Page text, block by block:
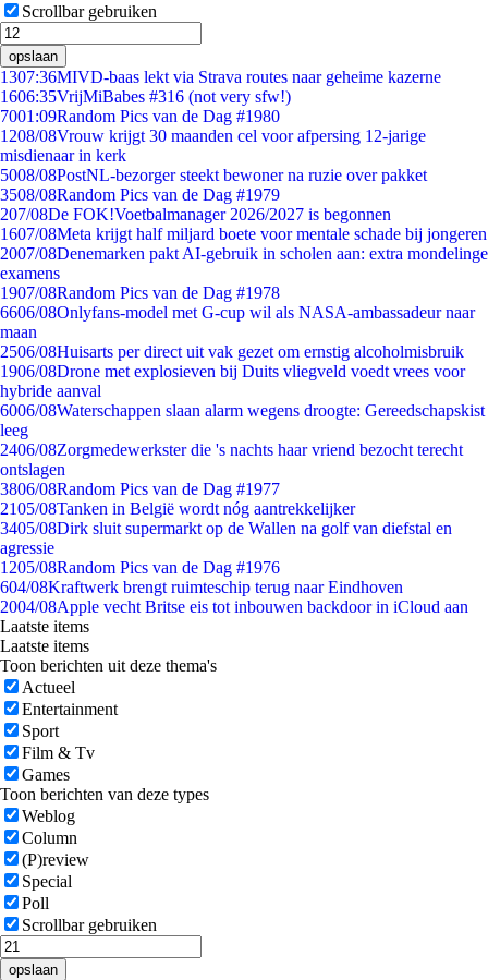
Scrollbar gebruiken
opslaan
1307:36MIVD-baas lekt via Strava routes naar geheime kazerne
1606:35VrijMiBabes #316 (not very sfw!)
7001:09Random Pics van de Dag #1980
1208/08Vrouw krijgt 30 maanden cel voor afpersing 12-jarige
misdienaar in kerk
5008/08PostNL-bezorger steekt bewoner na ruzie over pakket
3508/08Random Pics van de Dag #1979
207/08De FOK!Voetbalmanager 2026/2027 is begonnen
1607/08Meta krijgt half miljard boete voor mentale schade bij jongeren
2007/08Denemarken pakt AI-gebruik in scholen aan: extra mondelinge
examens
1907/08Random Pics van de Dag #1978
6606/08Onlyfans-model met G-cup wil als NASA-ambassadeur naar
maan
2506/08Huisarts per direct uit vak gezet om ernstig alcoholmisbruik
1906/08Drone met explosieven bij Duits vliegveld voedt vrees voor
hybride aanval
6006/08Waterschappen slaan alarm wegens droogte: Gereedschapskist
leeg
2406/08Zorgmedewerkster die 's nachts haar vriend bezocht terecht
ontslagen
3806/08Random Pics van de Dag #1977
2105/08Tanken in België wordt nóg aantrekkelijker
3405/08Dirk sluit supermarkt op de Wallen na golf van diefstal en
agressie
1205/08Random Pics van de Dag #1976
604/08Kraftwerk brengt ruimteschip terug naar Eindhoven
2004/08Apple vecht Britse eis tot inbouwen backdoor in iCloud aan
Laatste items
Laatste items
Toon berichten uit deze thema's
Actueel
Entertainment
Sport
Film & Tv
Games
Toon berichten van deze types
Weblog
Column
(P)review
Special
Poll
Scrollbar gebruiken
opslaan